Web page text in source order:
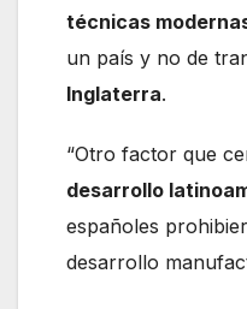
técnicas
un país y no de
Inglaterra.
“Otro factor que
desarrollo
españoles
desarrollo